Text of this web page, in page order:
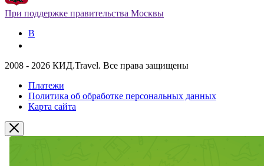
При поддержке правительства Москвы
В
2008 - 2026 КИД.Travel. Все права защищены
Платежи
Политика об обработке персональных данных
Карта сайта